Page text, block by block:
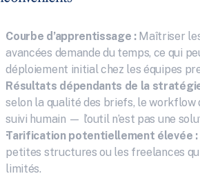
Courbe d’apprentissage : Maîtriser
avancées demande du temps, ce qui
déploiement initial chez les équipes
Résultats dépendants de la
selon la qualité des briefs, le
suivi humain — l’outil n’est pas une
Tarification potentiellement élevée :
petites structures ou les freelances
limités.